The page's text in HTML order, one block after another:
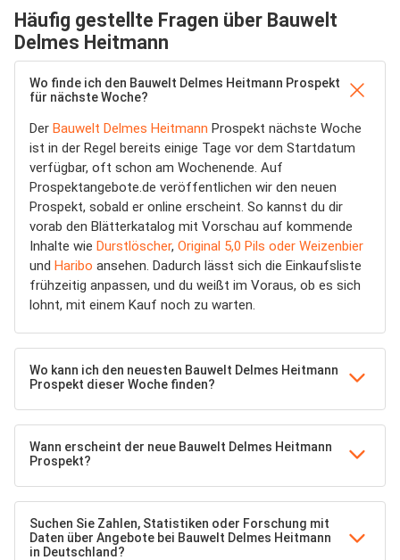
Häufig gestellte Fragen über Bauwelt
Delmes Heitmann
Wo finde ich den Bauwelt Delmes Heitmann Prospekt
für nächste Woche?
Der Bauwelt Delmes Heitmann Prospekt nächste Woche
ist in der Regel bereits einige Tage vor dem Startdatum
verfügbar, oft schon am Wochenende. Auf
Prospektangebote.de veröffentlichen wir den neuen
Prospekt, sobald er online erscheint. So kannst du dir
vorab den Blätterkatalog mit Vorschau auf kommende
Inhalte wie Durstlöscher, Original 5,0 Pils oder Weizenbier
und Haribo ansehen. Dadurch lässt sich die Einkaufsliste
frühzeitig anpassen, und du weißt im Voraus, ob es sich
lohnt, mit einem Kauf noch zu warten.
Wo kann ich den neuesten Bauwelt Delmes Heitmann
Prospekt dieser Woche finden?
Wann erscheint der neue Bauwelt Delmes Heitmann
Prospekt?
Suchen Sie Zahlen, Statistiken oder Forschung mit
Daten über Angebote bei Bauwelt Delmes Heitmann
in Deutschland?